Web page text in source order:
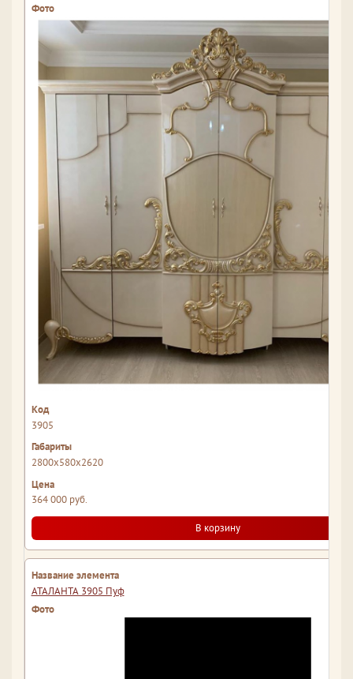
3905
2800x580x2620
364 000 руб.
В корзину
АТАЛАНТА 3905 Пуф